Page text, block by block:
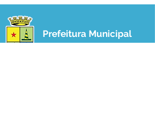
Prefeitura Municipal
de Plácido de Castro